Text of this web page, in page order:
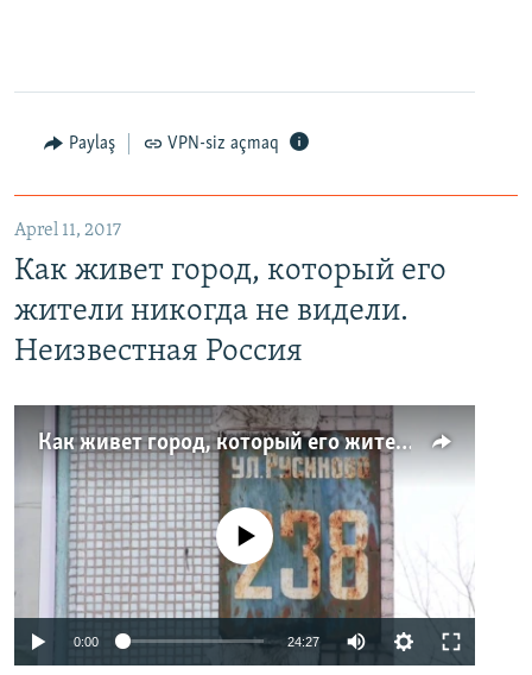
Paylaş VPN-siz açmaq
Aprel 11, 2017
Как живет город, который его
жители никогда не видели.
Неизвестная Россия
Как живет город, который его жители никогда не видели. Неизвестная Россия
No media source currently available
0:00 24:27